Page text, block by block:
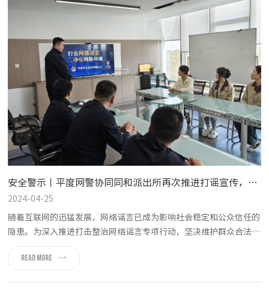
安全警示丨平度网警协同同和派出所再次推进打谣宣传，走进青岛福德隆食品有限公司
2024-04-25
随着互联网的迅猛发展，网络谣言已成为影响社会稳定和公众信任的
隐患。为深入推进打击整治网络谣言专项行动，坚决维护群众合法权
益，有效净化网络环境。 近期，平度市公安局网络警察大队会联合
平度同和派出所，走进青岛福德隆食品有限公司，通过员工座谈形
READ MORE